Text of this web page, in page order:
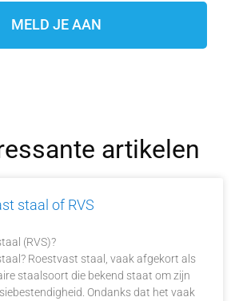
MELD JE AAN
artikelen
staal of RVS
(RVS)?
Roestvast staal, vaak afgekort als
staalsoort die bekend staat om zijn
Ondanks dat het vaak